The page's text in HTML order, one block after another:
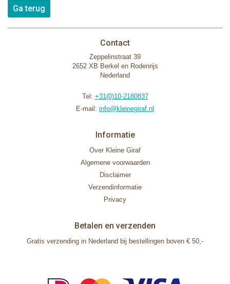
Ga terug
Contact
Zeppelinstraat 39
2652 XB Berkel en Rodenrijs
Nederland
Tel: +31(0)10-2180837
E-mail: info@kleinegiraf.nl
Informatie
Over Kleine Giraf
Algemene voorwaarden
Disclaimer
Verzendinformatie
Privacy
Betalen en verzenden
Gratis verzending in Nederland bij bestellingen boven € 50,-